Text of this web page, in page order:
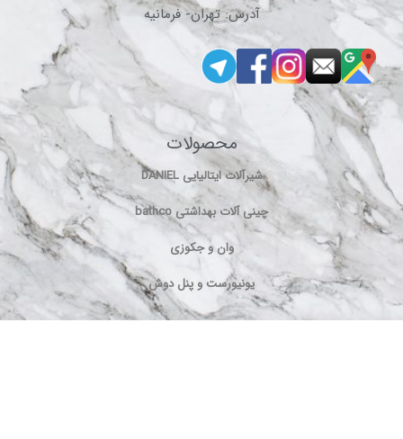
محصولات
شیرآلات ایتالیایی DANIEL
چینی آلات بهداشتی bathco
وان و جکوزی
یونیورست و پنل دوش